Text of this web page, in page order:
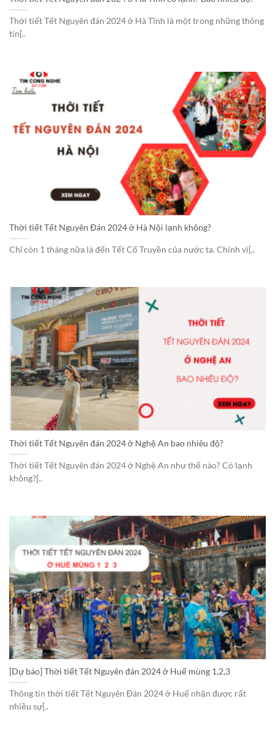
Thời tiết Tết Nguyên đán 2024 ở Hà Tĩnh là một trong những thông
tin[..
Thời tiết Tết Nguyên Đán 2024 ở Hà Nội lạnh không?
Chỉ còn 1 tháng nữa là đến Tết Cổ Truyền của nước ta. Chính vì[..
Thời tiết Tết Nguyên đán 2024 ở Nghệ An bao nhiêu độ?
Thời tiết Tết Nguyên đán 2024 ở Nghệ An như thế nào? Có lạnh
không?[..
[Dự báo] Thời tiết Tết Nguyên đán 2024 ở Huế mùng 1,2,3
Thông tin thời tiết Tết Nguyên Đán 2024 ở Huế nhận được rất
nhiều sự[..